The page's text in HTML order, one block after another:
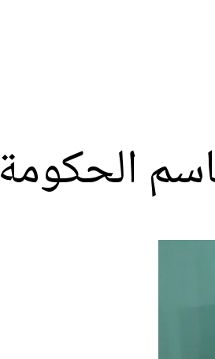
الحكومة